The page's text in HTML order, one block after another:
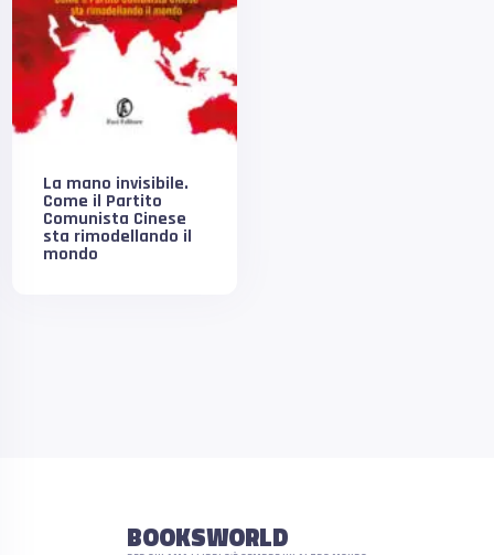
La mano invisibile.
Come il Partito
Comunista Cinese
sta rimodellando il
mondo
BOOKSWORLD